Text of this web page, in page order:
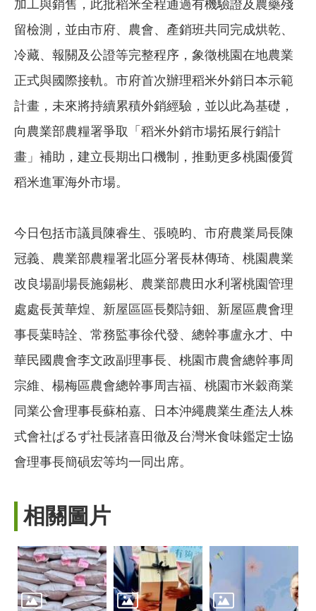
加工與銷售，此批稻米全程通過有機驗證及農藥殘
留檢測，並由市府、農會、產銷班共同完成烘乾、
冷藏、報關及公證等完整程序，象徵桃園在地農業
正式與國際接軌。市府首次辦理稻米外銷日本示範
計畫，未來將持續累積外銷經驗，並以此為基礎，
向農業部農糧署爭取「稻米外銷市場拓展行銷計
畫」補助，建立長期出口機制，推動更多桃園優質
稻米進軍海外市場。
今日包括市議員陳睿生、張曉昀、市府農業局長陳
冠義、農業部農糧署北區分署長林傳琦、桃園農業
改良場副場長施錫彬、農業部農田水利署桃園管理
處處長黃華煌、新屋區區長鄭詩鈿、新屋區農會理
事長葉時詮、常務監事徐代發、總幹事盧永才、中
華民國農會李文政副理事長、桃園市農會總幹事周
宗維、楊梅區農會總幹事周吉福、桃園市米穀商業
同業公會理事長蘇柏嘉、日本沖繩農業生產法人株
式會社ぱるず社長諸喜田徹及台灣米食味鑑定士協
會理事長簡磒宏等均一同出席。
相關圖片